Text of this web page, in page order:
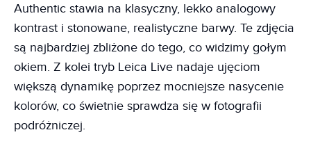
Authentic stawia na klasyczny, lekko analogowy
kontrast i stonowane, realistyczne barwy. Te zdjęcia
są najbardziej zbliżone do tego, co widzimy gołym
okiem. Z kolei tryb Leica Live nadaje ujęciom
większą dynamikę poprzez mocniejsze nasycenie
kolorów, co świetnie sprawdza się w fotografii
podróżniczej.